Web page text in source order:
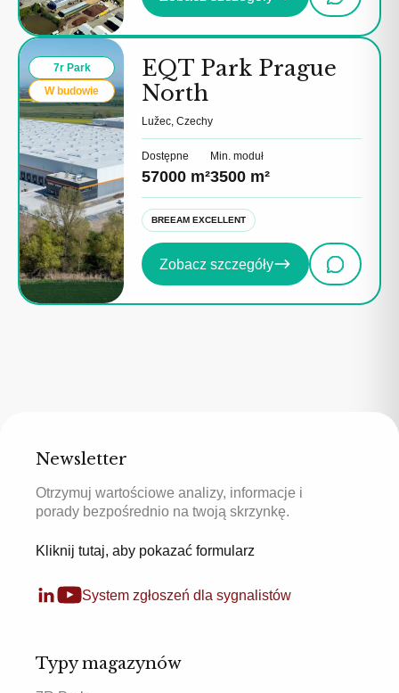
7r Park
W budowie
EQT Park Prague
North
Lužec, Czechy
Dostępne
57000 m²
Min. moduł
3500 m²
BREEAM EXCELLENT
Zobacz szczegóły
Newsletter
Otrzymuj wartościowe analizy, informacje i
porady bezpośrednio na twoją skrzynkę.
Kliknij tutaj, aby pokazać formularz
System zgłoszeń dla sygnalistów
Typy magazynów